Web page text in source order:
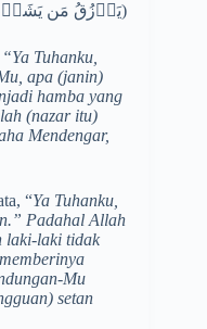
یَرۡزُقُ مَن یَشَاۤءُ بِغَیۡرِ حِسَابٍ)
Tuhanku,
apa (janin)
hamba yang
(nazar itu)
Mendengar,
“Ya Tuhanku,
Padahal Allah
laki-laki tidak
Mu
setan